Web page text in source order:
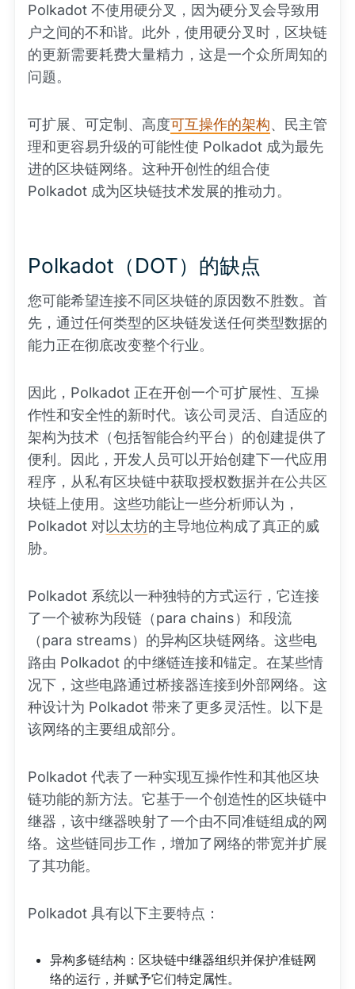
Polkadot 不使用硬分叉，因为硬分叉会导致用
户之间的不和谐。此外，使用硬分叉时，区块链
的更新需要耗费大量精力，这是一个众所周知的
问题。
可扩展、可定制、高度可互操作的架构、民主管
理和更容易升级的可能性使 Polkadot 成为最先
进的区块链网络。这种开创性的组合使
Polkadot 成为区块链技术发展的推动力。
Polkadot（DOT）的缺点
您可能希望连接不同区块链的原因数不胜数。首
先，通过任何类型的区块链发送任何类型数据的
能力正在彻底改变整个行业。
因此，Polkadot 正在开创一个可扩展性、互操
作性和安全性的新时代。该公司灵活、自适应的
架构为技术（包括智能合约平台）的创建提供了
便利。因此，开发人员可以开始创建下一代应用
程序，从私有区块链中获取授权数据并在公共区
块链上使用。这些功能让一些分析师认为，
Polkadot 对以太坊的主导地位构成了真正的威
胁。
Polkadot 系统以一种独特的方式运行，它连接
了一个被称为段链（para chains）和段流
（para streams）的异构区块链网络。这些电
路由 Polkadot 的中继链连接和锚定。在某些情
况下，这些电路通过桥接器连接到外部网络。这
种设计为 Polkadot 带来了更多灵活性。以下是
该网络的主要组成部分。
Polkadot 代表了一种实现互操作性和其他区块
链功能的新方法。它基于一个创造性的区块链中
继器，该中继器映射了一个由不同准链组成的网
络。这些链同步工作，增加了网络的带宽并扩展
了其功能。
Polkadot 具有以下主要特点：
异构多链结构：区块链中继器组织并保护准链网
络的运行，并赋予它们特定属性。